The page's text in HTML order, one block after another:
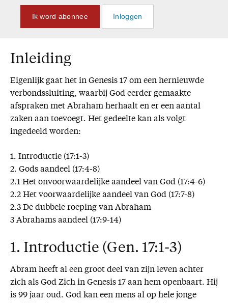
Ik word abonnee Inloggen
Inleiding
Eigenlijk gaat het in Genesis 17 om een hernieuwde
verbondssluiting, waarbij God eerder gemaakte
afspraken met Abraham herhaalt en er een aantal
zaken aan toevoegt. Het gedeelte kan als volgt
ingedeeld worden:
1. Introductie (17:1-3)
2. Gods aandeel (17:4-8)
2.1 Het onvoorwaardelijke aandeel van God (17:4-6)
2.2 Het voorwaardelijke aandeel van God (17:7-8)
2.3 De dubbele roeping van Abraham
3 Abrahams aandeel (17:9-14)
1. Introductie (Gen. 17:1-3)
Abram heeft al een groot deel van zijn leven achter
zich als God Zich in Genesis 17 aan hem openbaart. Hij
is 99 jaar oud. God kan een mens al op hele jonge